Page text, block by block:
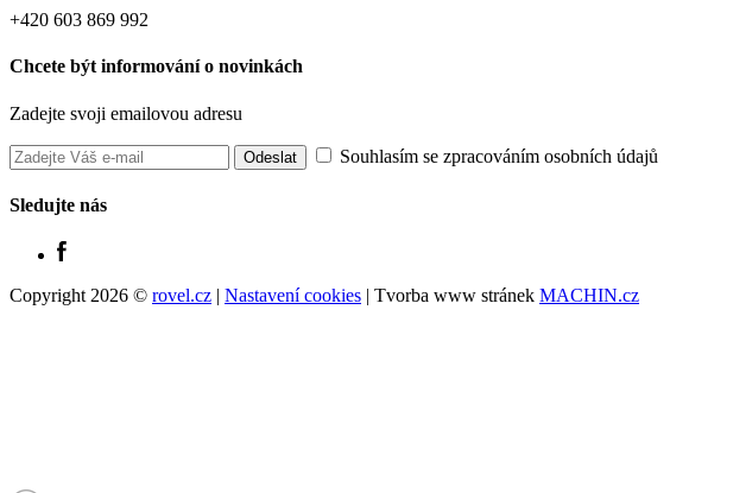
+420 603 869 992
Chcete být informování o novinkách
Zadejte svoji emailovou adresu
Souhlasím se zpracováním osobních údajů
Sledujte nás
Copyright 2026 © rovel.cz | Nastavení cookies | Tvorba www stránek MACHIN.cz